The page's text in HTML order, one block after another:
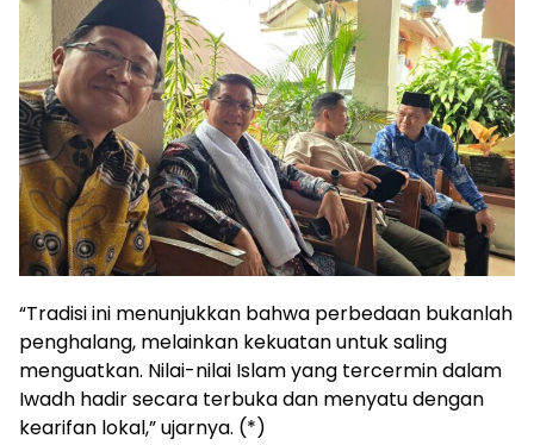
“Tradisi ini menunjukkan bahwa perbedaan bukanlah
penghalang, melainkan kekuatan untuk saling
menguatkan. Nilai-nilai Islam yang tercermin dalam
Iwadh hadir secara terbuka dan menyatu dengan
kearifan lokal,” ujarnya. (*)